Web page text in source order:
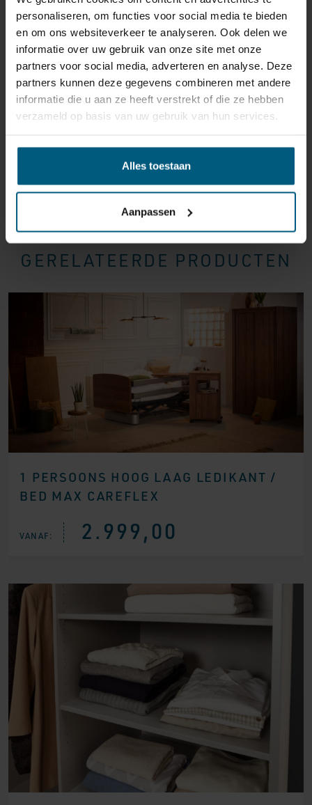
personaliseren, om functies voor social media te bieden
en om ons websiteverkeer te analyseren. Ook delen we
informatie over uw gebruik van onze site met onze
partners voor social media, adverteren en analyse. Deze
partners kunnen deze gegevens combineren met andere
informatie die u aan ze heeft verstrekt of die ze hebben
verzameld op basis van uw gebruik van hun services.
Alles toestaan
Aanpassen
reden ook is, u heeft het recht uw bestelling tot14
dagen na ontvangst zonder opgave van reden te
annuleren. Behandel het product met zorg en zorg
ervoor dat deze bij het retour sturen goed verpakt is.
Mocht het product beschadigd zijn of is de verpakking
meer beschadigd dan nodig, dan kunnen we deze
waardevermindering van het product aan u
GERELATEERDE PRODUCTEN
1 PERSOONS HOOG LAAG LEDIKANT /
BED MAX CAREFLEX
VANAF: 2.999,00